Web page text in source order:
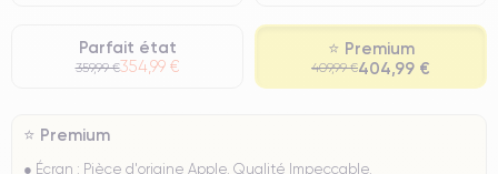
Parfait état
359,99 €354,99 €
⭐ Premium
409,99 €404,99 €
⭐ Premium
● Écran : Pièce d'origine Apple. Qualité Impeccable.